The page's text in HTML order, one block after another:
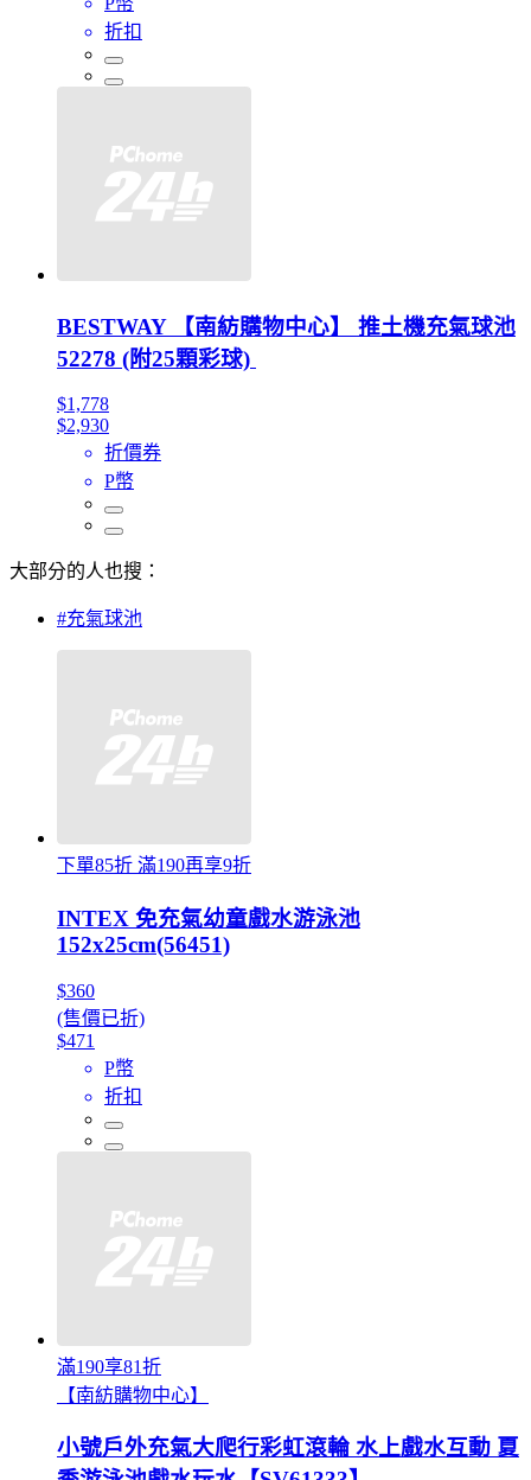
折扣
BESTWAY 【南紡購物中心】 推土機充氣球池
52278 (附25顆彩球)
$1,778
$2,930
折價券
P幣
大部分的人也搜：
#充氣球池
下單85折 滿190再享9折
INTEX 免充氣幼童戲水游泳池
152x25cm(56451)
$360
(售價已折)
$471
P幣
折扣
滿190享81折
【南紡購物中心】
小號戶外充氣大爬行彩虹滾輪 水上戲水互動 夏